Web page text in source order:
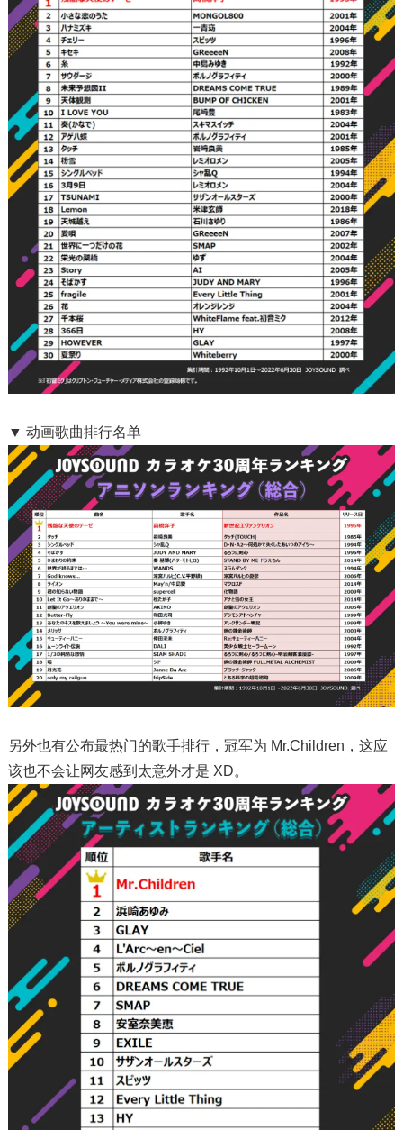
▼ 动画歌曲排行名单
另外也有公布最热门的歌手排行，冠军为 Mr.Children，这应
该也不会让网友感到太意外才是 XD。